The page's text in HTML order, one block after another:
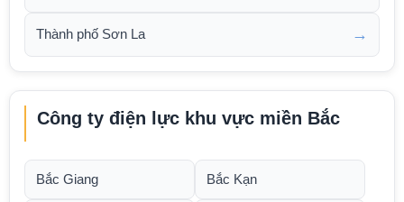
Thành phố Sơn La →
Công ty điện lực khu vực miền Bắc
Bắc Giang Bắc Kạn